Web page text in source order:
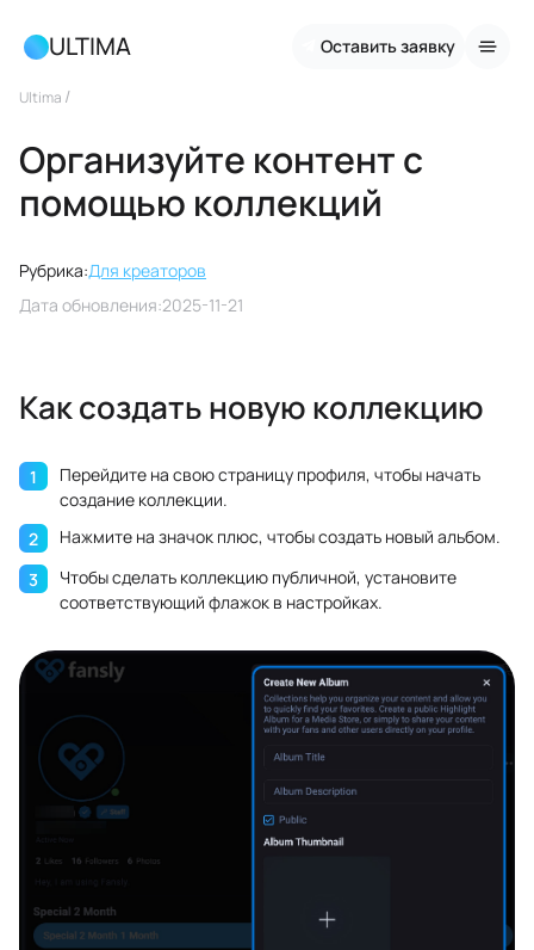
ULTIMA Оставить заявку
Ultima /
Организуйте контент с
помощью коллекций
Рубрика:Для креаторов
Дата обновления:2025-11-21
Как создать новую коллекцию
Перейдите на свою страницу профиля, чтобы начать
создание коллекции.
Нажмите на значок плюс, чтобы создать новый альбом.
Чтобы сделать коллекцию публичной, установите
соответствующий флажок в настройках.